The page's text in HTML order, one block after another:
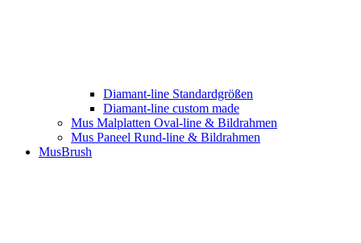
Diamant-line Standardgrößen
Diamant-line custom made
Mus Malplatten Oval-line & Bildrahmen
Mus Paneel Rund-line & Bildrahmen
MusBrush